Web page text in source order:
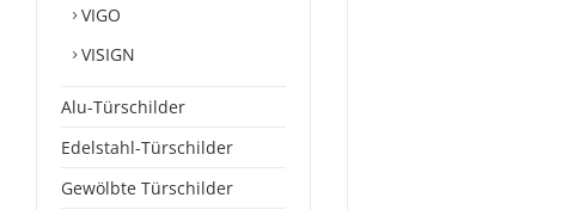
VIGO
VISIGN
Alu-Türschilder
Edelstahl-Türschilder
Gewölbte Türschilder